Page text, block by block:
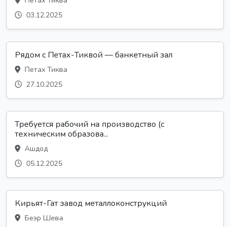
03.12.2025
Рядом с Петах-Тиквой — банкетный зал
Петах Тиква
27.10.2025
Требуется рабочий на производство (с
техническим образова...
Ашдод
05.12.2025
Кирьят-Гат завод металлоконструкций
Беэр Шева